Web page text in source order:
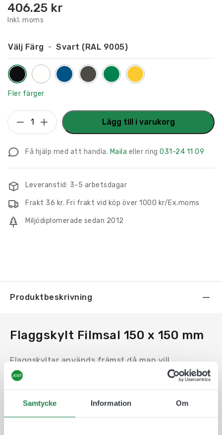
Samtycke Information Om
406.25 kr
Inkl. moms
Välj Färg Svart (RAL 9005)
Fler färger
Flaggskylt
Filmsal
x
150
mm
Lägg till i varukorg
Få hjälp med att handla. Maila eller ring 031-24 11 09
Leveranstid: 3-5 arbetsdagar
Frakt 36 kr. Fri frakt vid köp över 1000 kr/Ex.moms
Miljödiplomerade sedan 2012
Produktbeskrivning
Flaggskylt Filmsal 150 x 150 mm
Flaggskyltar används främst då man vill
synliggöra ett rum eller ett objekt på längre
avstånd. Exempelvis i en lång korridor eller vid ett
Motivet trycks på en en Uv-beständig och icke